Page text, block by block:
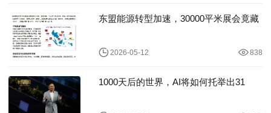
东盟能源转型加速，30000平米展会竟藏
2026-05-12 838
1000天后的世界，AI将如何托举出31